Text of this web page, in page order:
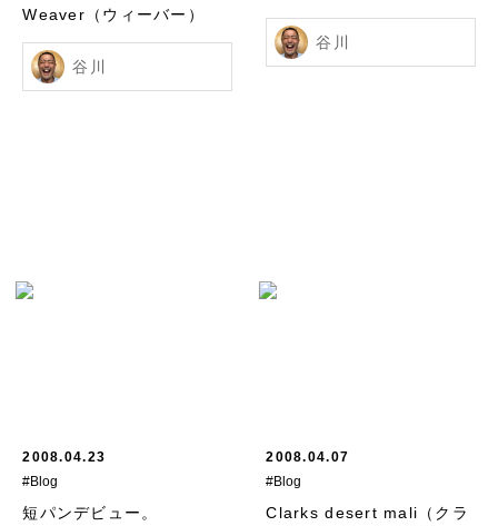
Weaver（ウィーバー）
谷川
谷川
2008.04.23
#Blog
短パンデビュー。
2008.04.07
#Blog
Clarks desert mali（クラ